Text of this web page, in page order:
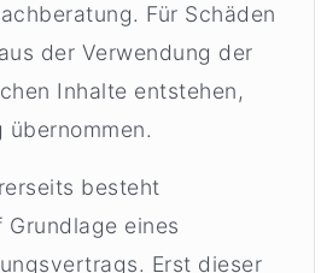
Für Schäden
der Verwendung der
Inhalte entstehen,
besteht
eines
Erst dieser